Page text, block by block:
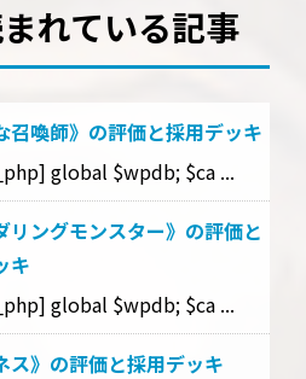
れている記事
召喚師》の評価と採用デッキ
global $wpdb; $ca ...
リングモンスター》の評価と
キ
global $wpdb; $ca ...
ス》の評価と採用デッキ